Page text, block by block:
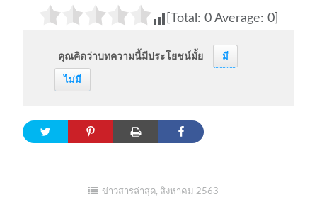
[Total: 0Average: 0]
คุณคิดว่าบทความนี้มีประโยชน์มั้ย มี
ไม่มี
ข่าวสารล่าสุด, สิงหาคม 2563